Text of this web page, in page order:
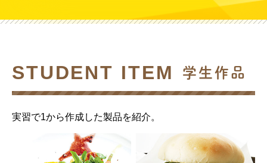
STUDENT ITEM 学生作品
実習で1から作成した製品を紹介。